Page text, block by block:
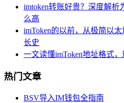
imtoken转账好贵？深度解
么高
imToken的以前，从极简以
长史
一文读懂imToken地址格式
热门文章
BSV导入IM钱包全指南